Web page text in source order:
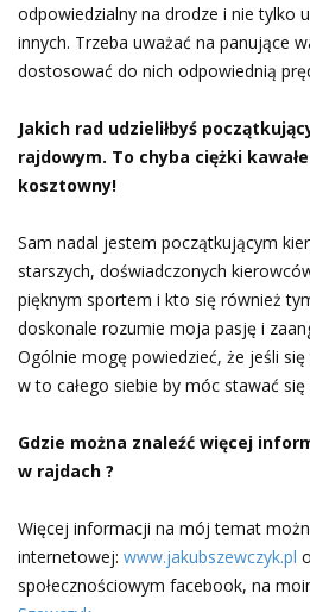
odpowiedzialny na drodze i nie tylko
innych. Trzeba uważać na panujące
dostosować do nich odpowiednią
Jakich rad udzieliłbyś
rajdowym. To chyba ciężki
kosztowny!
Sam nadal jestem początkującym
starszych, doświadczonych
pięknym sportem i kto się również
doskonale rozumie moja pasję i
Ogólnie mogę powiedzieć, że jeśli
w to całego siebie by móc stawać
Gdzie można znaleźć więcej
w rajdach ?
Więcej informacji na mój temat
internetowej: www.jakubszewczyk.pl
społecznościowym facebook, na